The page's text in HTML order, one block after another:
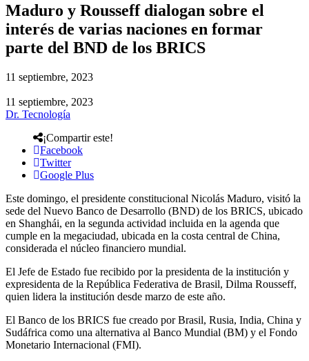
Maduro y Rousseff dialogan sobre el
interés de varias naciones en formar
parte del BND de los BRICS
11 septiembre, 2023
11 septiembre, 2023
Dr. Tecnología
¡Compartir este!
Facebook
Twitter
Google Plus
Este domingo, el presidente constitucional Nicolás Maduro, visitó la
sede del Nuevo Banco de Desarrollo (BND) de los BRICS, ubicado
en Shanghái, en la segunda actividad incluida en la agenda que
cumple en la megaciudad, ubicada en la costa central de China,
considerada el núcleo financiero mundial.
El Jefe de Estado fue recibido por la presidenta de la institución y
expresidenta de la República Federativa de Brasil, Dilma Rousseff,
quien lidera la institución desde marzo de este año.
El Banco de los BRICS fue creado por Brasil, Rusia, India, China y
Sudáfrica como una alternativa al Banco Mundial (BM) y el Fondo
Monetario Internacional (FMI).